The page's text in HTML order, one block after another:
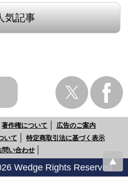
気記事
著作権について
広告のご案内
いて
特定商取引法に基づく表示
問い合わせ
Wedge Rights Reserved